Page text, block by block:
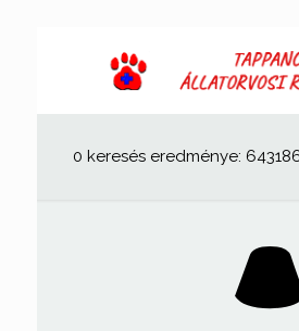
0 keresés eredménye: